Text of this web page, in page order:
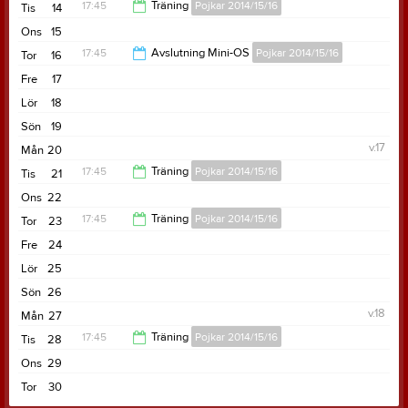
14
Tis 17:45 Träning Pojkar 2014/15/16
19:15
15
Ons
16
Tor 17:45 Avslutning Mini-OS Pojkar 2014/15/16
17
Fre
18
Lör
19
Sön
20
Mån
v.17
21
Tis 17:45 Träning Pojkar 2014/15/16
19:15
22
Ons
23
Tor 17:45 Träning Pojkar 2014/15/16
24
Fre
25
Lör
26
Sön
27
Mån
v.18
28
Tis 17:45 Träning Pojkar 2014/15/16
29
Ons
30
Tor